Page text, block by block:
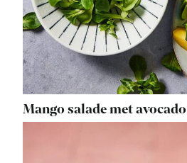
Mango salade met avocado